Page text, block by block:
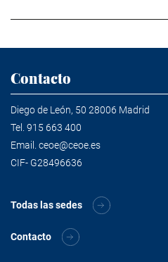
Contacto
Diego de León, 50 28006 Madrid
Tel. 915 663 400
Email. ceoe@ceoe.es
CIF- G28496636
Todas las sedes
Contacto